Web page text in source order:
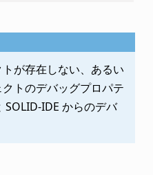
が存在しない、あるい
トのデバッグプロパテ
SOLID-IDE からのデバ